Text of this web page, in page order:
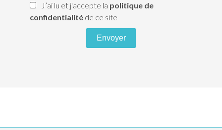
J’ai lu et j'accepte la politique de
confidentialité de ce site
Envoyer